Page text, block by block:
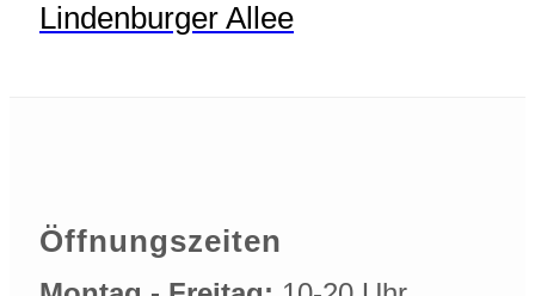
Lindenburger Allee
Öffnungszeiten